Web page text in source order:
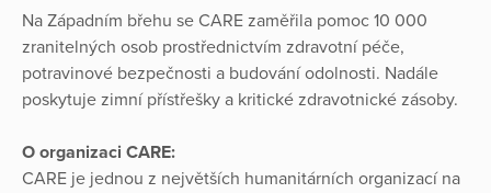
Na Západním břehu se CARE zaměřila pomoc 10 000
zranitelných osob prostřednictvím zdravotní péče,
potravinové bezpečnosti a budování odolnosti. Nadále
poskytuje zimní přístřešky a kritické zdravotnické zásoby.
O organizaci CARE:
CARE je jednou z největších humanitárních organizací na